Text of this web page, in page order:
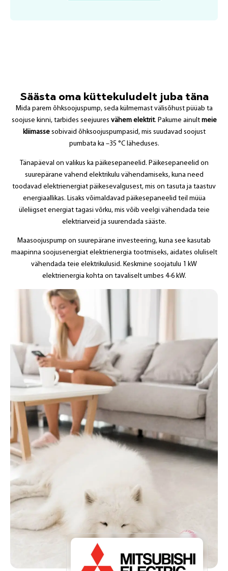
Säästa oma küttekuludelt juba täna
Mida parem õhksoojuspump, seda külmemast välisõhust püüab ta
soojuse kinni, tarbides seejuures vähem elektrit. Pakume ainult meie
kliimassesobivaid õhksoojuspumpasid, mis suudavad soojust
pumbata ka –35 °C läheduses.
Tänapäeval on valikus ka päikesepaneelid. Päikesepaneelid on
suurepärane vahend elektrikulu vähendamiseks, kuna need
toodavad elektrienergiat päikesevalgusest, mis on tasuta ja taastuv
energiaallikas. Lisaks võimaldavad päikesepaneelid teil müüa
üleliigset energiat tagasi võrku, mis võib veelgi vähendada teie
elektriarveid ja suurendada sääste.
Maasoojuspump on suurepärane investeering, kuna see kasutab
maapinna soojusenergiat elektrienergia tootmiseks, aidates oluliselt
vähendada teie elektrikulusid. Keskmine soojatulu 1 kW
elektrienergia kohta on tavaliselt umbes 4-6 kW.